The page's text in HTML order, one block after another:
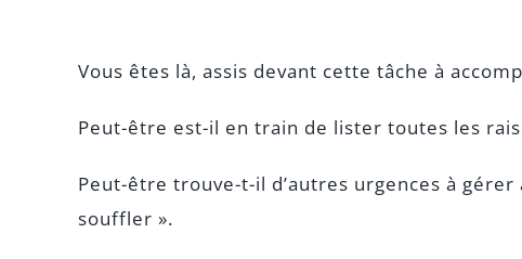
Vous êtes là, assis devant cette tâche à
Peut-être est-il en train de lister toutes les
Peut-être trouve-t-il d’autres urgences à
souffler ».